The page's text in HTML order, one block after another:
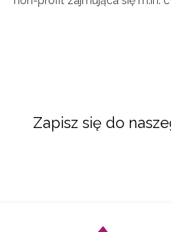
Zapisz się do